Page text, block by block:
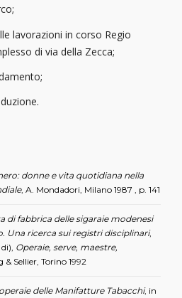
lavorazioni in corso Regio
di via della Zecca;
donne e vita quotidiana nella
, A. Mondadori, Milano 1987 , p. 141
di fabbrica delle sigaraie modenesi
Una ricerca sui registri disciplinari,
Operaie, serve, maestre,
& Sellier, Torino 1992
delle Manifatture Tabacchi, in